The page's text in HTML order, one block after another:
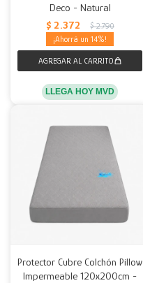
Deco - Natural
$ 2.372 $ 2.790
14
LLEGA HOY MVD
Protector Cubre Colchón Pillow
Impermeable 120x200cm -